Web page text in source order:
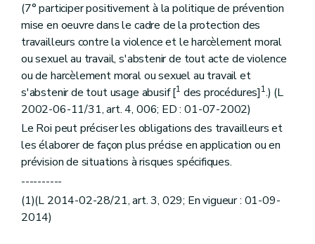
(7° participer positivement à la politique de prévention
mise en oeuvre dans le cadre de la protection des
travailleurs contre la violence et le harcèlement moral
ou sexuel au travail, s'abstenir de tout acte de violence
ou de harcèlement moral ou sexuel au travail et
s'abstenir de tout usage abusif [1 des procédures]1.) (L
2002-06-11/31, art. 4, 006; ED : 01-07-2002)
Le Roi peut préciser les obligations des travailleurs et
les élaborer de façon plus précise en application ou en
prévision de situations à risques spécifiques.
----------
(1)(L 2014-02-28/21, art. 3, 029; En vigueur : 01-09-
2014)